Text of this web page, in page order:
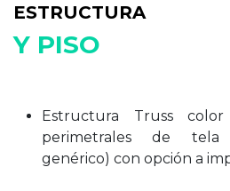
ESTRUCTURA
Y PISO
Estructura Truss
perimetrales de tela
genérico) con opción a